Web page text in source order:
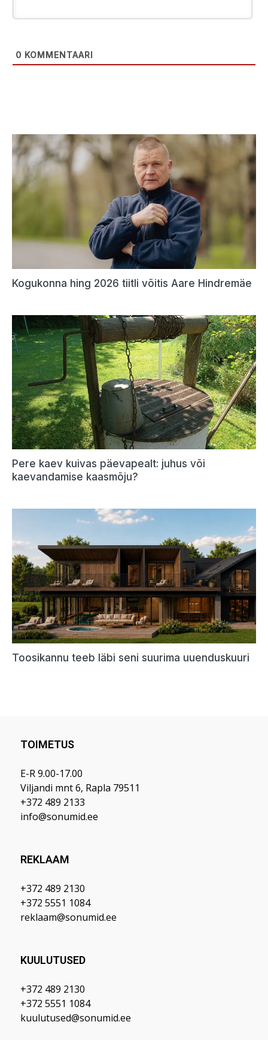
TOIMETUS
E-R 9.00-17.00
Viljandi mnt 6, Rapla 79511
+372 489 2133
info@sonumid.ee
REKLAAM
+372 489 2130
+372 5551 1084
reklaam@sonumid.ee
KUULUTUSED
+372 489 2130
+372 5551 1084
kuulutused@sonumid.ee